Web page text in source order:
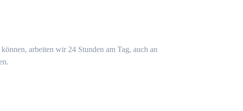
arbeiten wir 24 Stunden am Tag, auch an